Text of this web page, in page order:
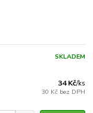
34 Kč/ks
30 Kč bez DPH
SKLADEM